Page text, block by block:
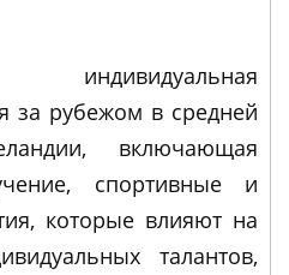
индивидуальная
за рубежом в средней
включающая
спортивные и
которые влияют на
талантов,